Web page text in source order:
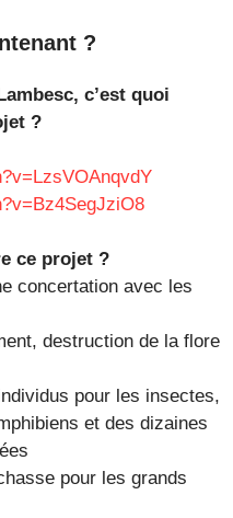
?
c’est quoi
?
ce projet ?
concertation avec les
destruction de la flore
pour les insectes,
et des dizaines
pour les grands